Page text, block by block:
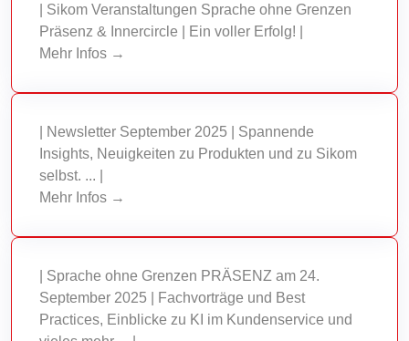
| Sikom Veranstaltungen Sprache ohne Grenzen
Präsenz & Innercircle | Ein voller Erfolg! |
Mehr Infos →
| Newsletter September 2025 | Spannende
Insights, Neuigkeiten zu Produkten und zu Sikom
selbst. ... |
Mehr Infos →
| Sprache ohne Grenzen PRÄSENZ am 24.
September 2025 | Fachvorträge und Best
Practices, Einblicke zu KI im Kundenservice und